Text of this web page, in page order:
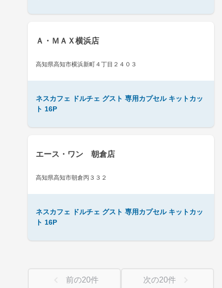
Ａ・ＭＡＸ横浜店
高知県高知市横浜新町４丁目２４０３
ネスカフェ ドルチェ グスト 専用カプセル キットカッ
ト 16P
エース・ワン 朝倉店
高知県高知市朝倉丙３３２
ネスカフェ ドルチェ グスト 専用カプセル キットカッ
ト 16P
前の20件 次の20件